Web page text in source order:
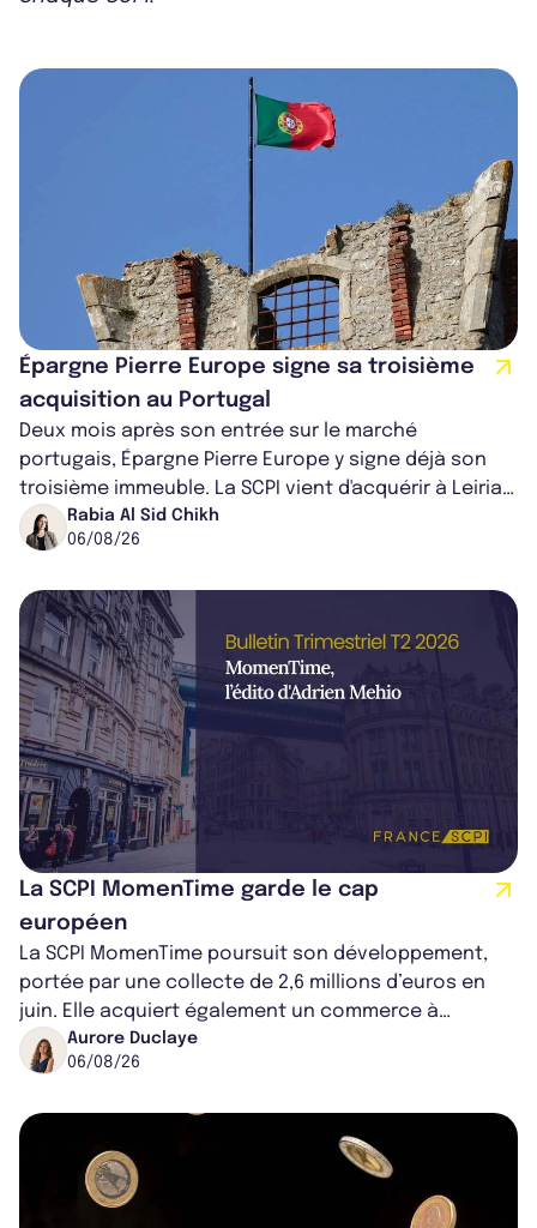
Épargne Pierre Europe signe sa troisième
acquisition au Portugal
Deux mois après son entrée sur le marché
portugais, Épargne Pierre Europe y signe déjà son
troisième immeuble. La SCPI vient d'acquérir à Leiria,
dans le centre du pays, un établis...
Rabia Al Sid Chikh
06/08/26
La SCPI MomenTime garde le cap
européen
La SCPI MomenTime poursuit son développement,
portée par une collecte de 2,6 millions d’euros en
juin. Elle acquiert également un commerce à
Worcester, place une plateforme logisti...
Aurore Duclaye
06/08/26